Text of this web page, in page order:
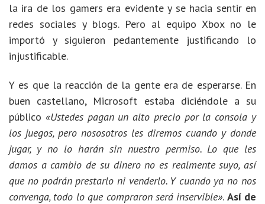
la ira de los gamers era evidente y se hacia sentir en
redes sociales y blogs. Pero al equipo Xbox no le
importó y siguieron pedantemente justificando lo
injustificable.
Y es que la reacción de la gente era de esperarse. En
buen castellano, Microsoft estaba diciéndole a su
público «Ustedes pagan un alto precio por la consola y
los juegos, pero nososotros les diremos cuando y donde
jugar, y no lo harán sin nuestro permiso. Lo que les
damos a cambio de su dinero no es realmente suyo, así
que no podrán prestarlo ni venderlo. Y cuando ya no nos
convenga, todo lo que compraron será inservible». Así de